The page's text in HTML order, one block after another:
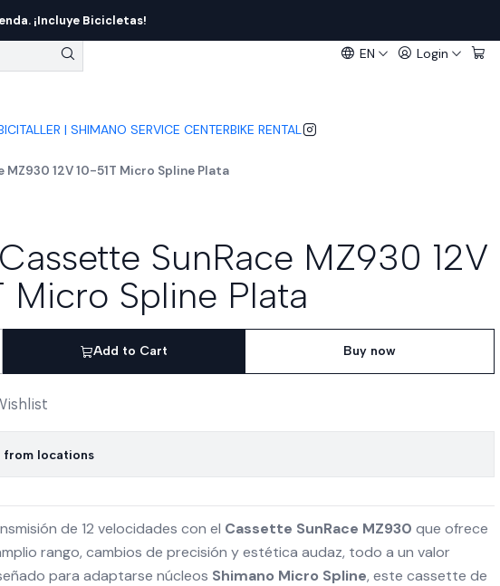
EN Login
TALLER | SHIMANO SERVICE CENTERBIKE RENTAL
¡Incluye Bicicletas!
MZ930 12V 10-51T Micro Spline Plata
SunRace MZ930 12V
Micro Spline Plata
Add to Cart Buy now
from locations
de 12 velocidades con el Cassette SunRace MZ930 que ofrece
rango, cambios de precisión y estética audaz, todo a un valor
para adaptarse núcleos Shimano Micro Spline, este cassette de